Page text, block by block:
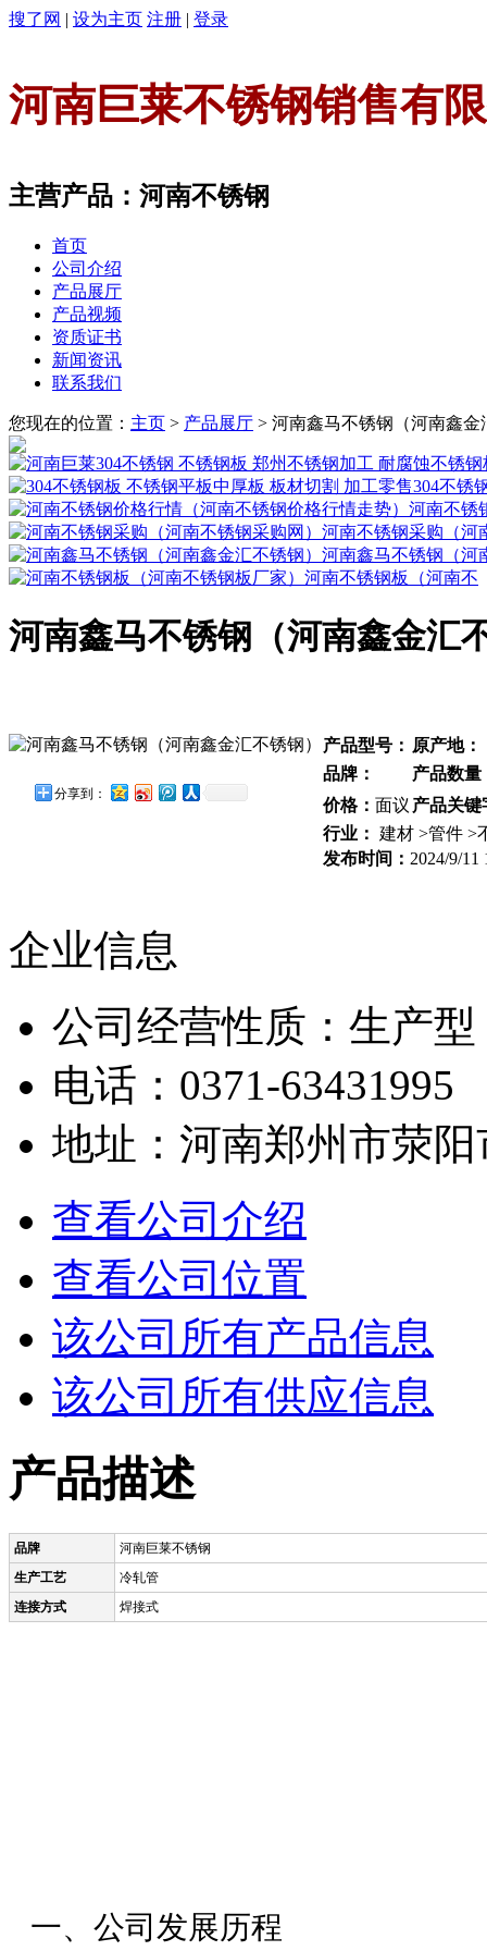
搜了网 | 设为主页 注册 | 登录
河南巨莱不锈钢销售有
主营产品：河南不锈钢
首页
公司介绍
产品展厅
产品视频
资质证书
新闻资讯
联系我们
您现在的位置： 主页 > 产品展厅 > 河南鑫马不锈钢（河南鑫金
304不锈
河南不锈
河南不锈钢采购（河
河南鑫马不锈钢（河
河南不锈钢板（河南不
河南鑫马不锈钢（河南鑫金汇
分享到：
产品型号： 原产地：
品牌：
产品数量
价格： 面议 产品关键
行业： 建材 >管件 >
发布时间： 2024/9/11
企业信息
公司经营性质：生产型
电话：0371-63431995
地址：河南郑州市荥
查看公司介绍
查看公司位置
该公司所有产品信息
该公司所有供应信息
产品描述
品牌
河南巨莱不锈钢
生产工艺
冷轧管
连接方式
焊接式
一、公司发展历程